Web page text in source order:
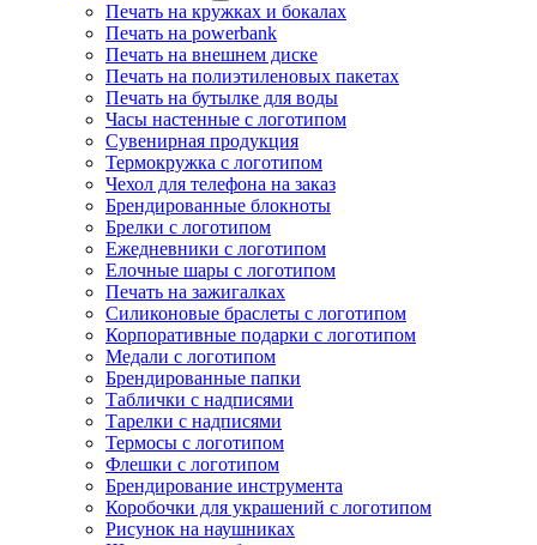
Печать на кружках и бокалах
Печать на powerbank
Печать на внешнем диске
Печать на полиэтиленовых пакетах
Печать на бутылке для воды
Часы настенные с логотипом
Сувенирная продукция
Термокружка с логотипом
Чехол для телефона на заказ
Брендированные блокноты
Брелки с логотипом
Ежедневники с логотипом
Елочные шары с логотипом
Печать на зажигалках
Силиконовые браслеты с логотипом
Корпоративные подарки с логотипом
Медали с логотипом
Брендированные папки
Таблички с надписями
Тарелки с надписями
Термосы с логотипом
Флешки с логотипом
Брендирование инструмента
Коробочки для украшений с логотипом
Рисунок на наушниках